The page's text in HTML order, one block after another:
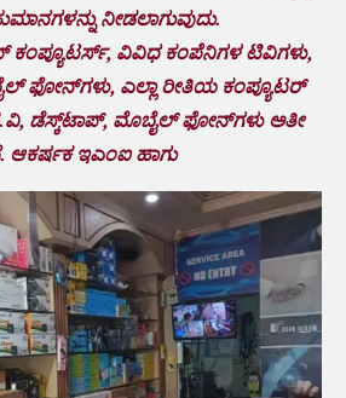
ನೀಡಲಾಗುವುದು.
ಕಂಪ್ಯೂಟರ್ಸ್, ವಿವಿಧ ಕಂಪೆನಿಗಳ ಟಿವಿಗಳು,
ಫೋನ್‌ಗಳು, ಎಲ್ಲಾ ರೀತಿಯ ಕಂಪ್ಯೂಟರ್
ಡೆಸ್ಕ್‌ಟಾಪ್, ಮೊಬೈಲ್ ಫೋನ್‌ಗಳು ಅತೀ
ಆಕರ್ಷಕ ಇಎಂಐ ಹಾಗು